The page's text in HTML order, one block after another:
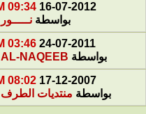
16-07-2012
09:34 PM
بواسطة نـــــور
24-07-2011
03:46 PM
بواسطة AL-NAQEEB
17-12-2007
08:02 PM
بواسطة منتديات الطرف